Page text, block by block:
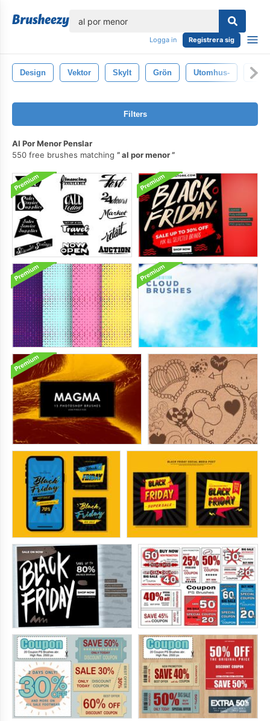
Logga in Registrera sig
Design Vektor Skylt Grön Utomhus- Ikon
Filters
Al Por Menor Penslar
550 free brushes matching
al por menor